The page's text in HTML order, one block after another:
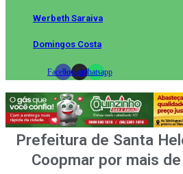
Werbeth Saraiva
Domingos Costa
FacebookInstagramWhatsapp
Prefeitura de Santa
Coopmar por mais